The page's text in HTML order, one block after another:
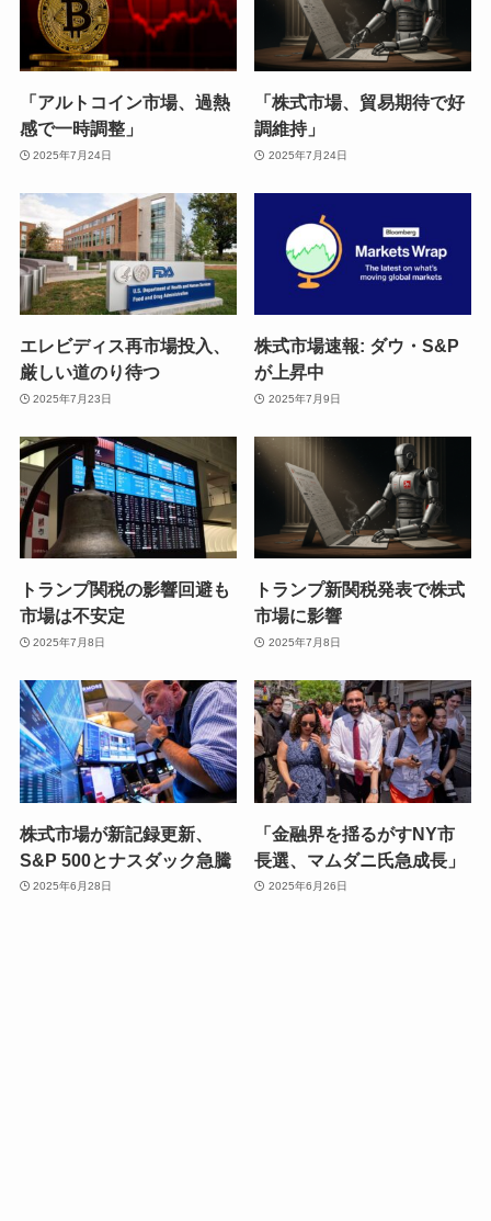
「アルトコイン市場、過熱
感で一時調整」
2025年7月24日
「株式市場、貿易期待で好
調維持」
2025年7月24日
エレビディス再市場投入、
厳しい道のり待つ
2025年7月23日
株式市場速報: ダウ・S&P
が上昇中
2025年7月9日
トランプ関税の影響回避も
市場は不安定
2025年7月8日
トランプ新関税発表で株式
市場に影響
2025年7月8日
株式市場が新記録更新、
S&P 500とナスダック急騰
2025年6月28日
「金融界を揺るがすNY市
長選、マムダニ氏急成長」
2025年6月26日